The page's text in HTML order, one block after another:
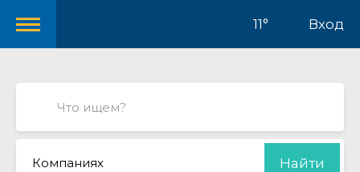
11° Вход
Компаниях Найти